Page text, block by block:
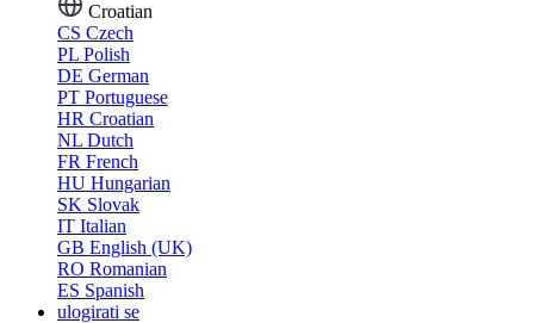
Croatian
CS Czech
PL Polish
DE German
PT Portuguese
HR Croatian
NL Dutch
FR French
HU Hungarian
SK Slovak
IT Italian
GB English (UK)
RO Romanian
ES Spanish
ulogirati se